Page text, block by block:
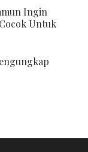
Ingin
Untuk